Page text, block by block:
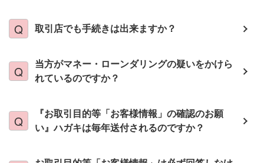
取引店でも手続きは出来ますか？
当方がマネー・ローンダリングの疑いをかけら
れているのですか？
『お取引目的等「お客様情報」の確認のお願
い』ハガキは毎年送付されるのですか？